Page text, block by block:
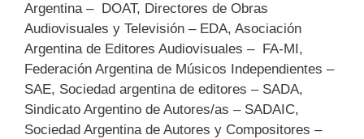
Argentina – DOAT, Directores de Obras
Audiovisuales y Televisión – EDA, Asociación
Argentina de Editores Audiovisuales – FA-MI,
Federación Argentina de Músicos Independientes –
SAE, Sociedad argentina de editores – SADA,
Sindicato Argentino de Autores/as – SADAIC,
Sociedad Argentina de Autores y Compositores –